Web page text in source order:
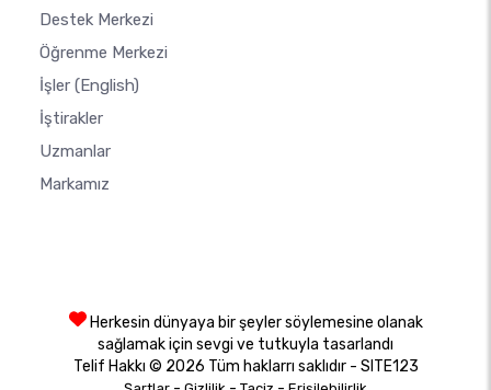
Destek Merkezi
Öğrenme Merkezi
İşler (English)
İştirakler
Uzmanlar
Markamız
Herkesin dünyaya bir şeyler söylemesine olanak
sağlamak için sevgi ve tutkuyla tasarlandı
Telif Hakkı © 2026 Tüm haklarrı saklıdır - SITE123